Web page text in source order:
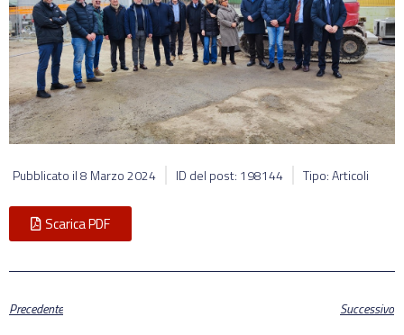
Pubblicato il8 Marzo 2024 ID del post: 198144 Tipo: Articoli
Scarica PDF
Precedente Successivo